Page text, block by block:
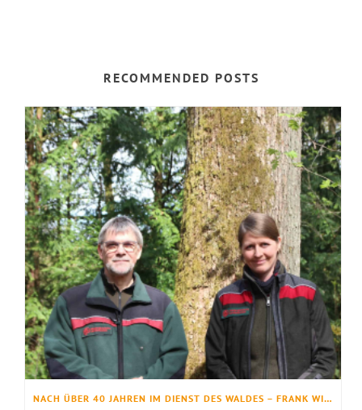
RECOMMENDED POSTS
NACH ÜBER 40 JAHREN IM DIENST DES WALDES – FRANK WINTER IM RUHESTAND